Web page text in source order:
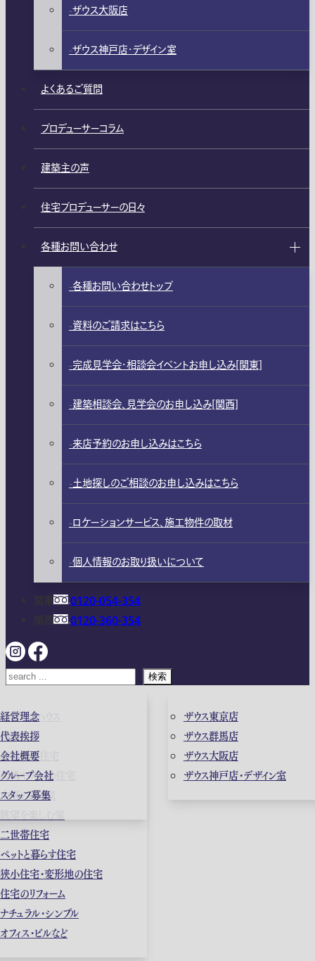
ガレージハウス
高級住宅
店舗併用住宅
和風モダンの住宅
中庭のある家
二世帯住宅
ペットと暮らす住宅
狭小住宅・変形地の住宅
住宅のリフォーム
ナチュラル・シンプル
オフィス・ビルなど
経営理念
代表挨拶
会社概要
グループ会社
スタッフ募集
ザウス東京店
ザウス群馬店
ザウス大阪店
ザウス神戸店・デザイン室
ザウス大阪店
ザウス神戸店・デザイン室
よくあるご質問
プロデューサーコラム
建築主の声
住宅プロデューサーの日々
各種お問い合わせ
各種お問い合わせトップ
資料のご請求はこちら
完成見学会・相談会イベントお申し込み[関東]
建築相談会、見学会のお申し込み[関西]
来店予約のお申し込みはこちら
土地探しのご相談のお申し込みはこちら
ロケーションサービス、施工物件の取材
個人情報のお取り扱いについて
0120-054-354
0120-360-354
検索